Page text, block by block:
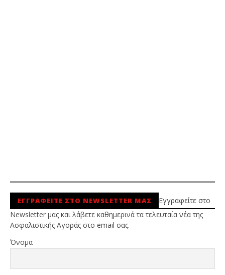
ΕΓΓΡΑΦΕΙΤΕ ΣΤΟ NEWSLETTER ΜΑΣ
Εγγραφείτε στο
Newsletter μας και λάβετε καθημερινά τα τελευταία νέα της
Ασφαλιστικής Αγοράς στο email σας.
Όνομα